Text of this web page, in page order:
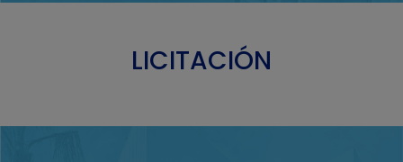
LICITACIÓN